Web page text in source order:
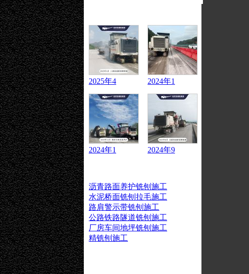
2025年4 2024年1
2024年1 2024年9
沥青路面养护铣刨施工
水泥桥面铣刨拉毛施工
路肩警示带铣刨施工
公路铁路隧道铣刨施工
厂房车间地坪铣刨施工
精铣刨施工